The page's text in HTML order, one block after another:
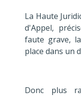
La Haute
d'Appel,
faute grave,
place dans un
Donc plus